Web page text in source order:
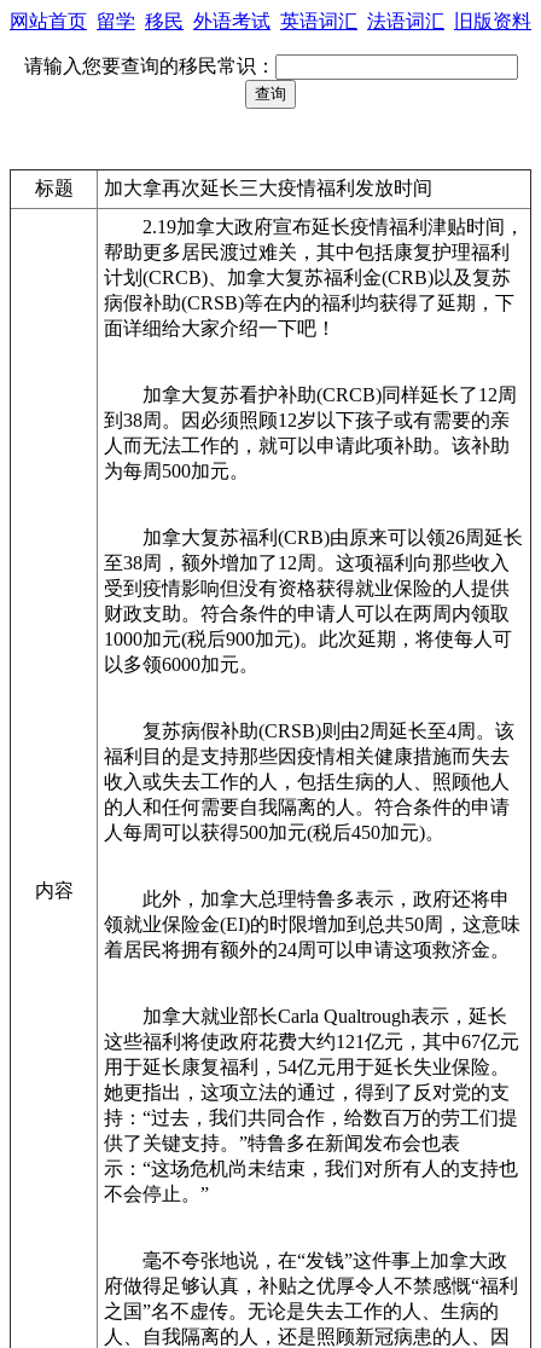
网站首页 留学 移民 外语考试 英语词汇 法语词汇 旧版资料
请输入您要查询的移民常识：
标题 加大拿再次延长三大疫情福利发放时间
内容
2.19加拿大政府宣布延长疫情福利津贴时间，
帮助更多居民渡过难关，其中包括康复护理福利
计划(CRCB)、加拿大复苏福利金(CRB)以及复苏
病假补助(CRSB)等在内的福利均获得了延期，下
面详细给大家介绍一下吧！
加拿大复苏看护补助(CRCB)同样延长了12周
到38周。因必须照顾12岁以下孩子或有需要的亲
人而无法工作的，就可以申请此项补助。该补助
为每周500加元。
加拿大复苏福利(CRB)由原来可以领26周延长
至38周，额外增加了12周。这项福利向那些收入
受到疫情影响但没有资格获得就业保险的人提供
财政支助。符合条件的申请人可以在两周内领取
1000加元(税后900加元)。此次延期，将使每人可
以多领6000加元。
复苏病假补助(CRSB)则由2周延长至4周。该
福利目的是支持那些因疫情相关健康措施而失去
收入或失去工作的人，包括生病的人、照顾他人
的人和任何需要自我隔离的人。符合条件的申请
人每周可以获得500加元(税后450加元)。
此外，加拿大总理特鲁多表示，政府还将申
领就业保险金(EI)的时限增加到总共50周，这意味
着居民将拥有额外的24周可以申请这项救济金。
加拿大就业部长Carla Qualtrough表示，延长
这些福利将使政府花费大约121亿元，其中67亿元
用于延长康复福利，54亿元用于延长失业保险。
她更指出，这项立法的通过，得到了反对党的支
持：“过去，我们共同合作，给数百万的劳工们提
供了关键支持。”特鲁多在新闻发布会也表
示：“这场危机尚未结束，我们对所有人的支持也
不会停止。”
毫不夸张地说，在“发钱”这件事上加拿大政
府做得足够认真，补贴之优厚令人不禁感慨“福利
之国”名不虚传。无论是失去工作的人、生病的
人、自我隔离的人，还是照顾新冠病患的人、因